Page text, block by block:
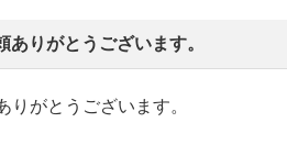
料について
動産会社選び
りがとうございます。
がとうございます。